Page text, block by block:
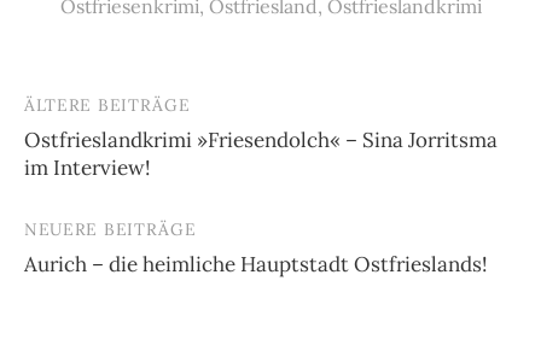
Ostfriesenkrimi, Ostfriesland, Ostfrieslandkrimi
Beitragsnavigation
ÄLTERE BEITRÄGE
Ostfrieslandkrimi »Friesendolch« – Sina Jorritsma
im Interview!
NEUERE BEITRÄGE
Aurich – die heimliche Hauptstadt Ostfrieslands!